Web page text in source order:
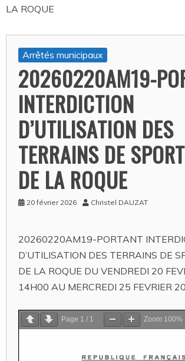
LA ROQUE
Arrêtés municipaux
20260220AM19-
INTERDICTION
D’UTILISATION DES
TERRAINS DE
DE LA ROQUE
20 février 2026 Christel DAUZAT
20260220AM19-PORTANT
D’UTILISATION DES TERRAINS DE
DE LA ROQUE DU VENDREDI 20
14H00 AU MERCREDI 25 FEVRIER
Page 1 / 1 Zoom 100%